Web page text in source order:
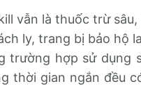
vẫn là thuốc trừ
ly, trang bị bảo hộ
trường hợp sử dụng
thời gian ngắn đều